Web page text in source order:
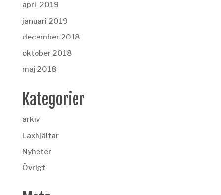
april 2019
januari 2019
december 2018
oktober 2018
maj 2018
Kategorier
arkiv
Laxhjältar
Nyheter
Övrigt